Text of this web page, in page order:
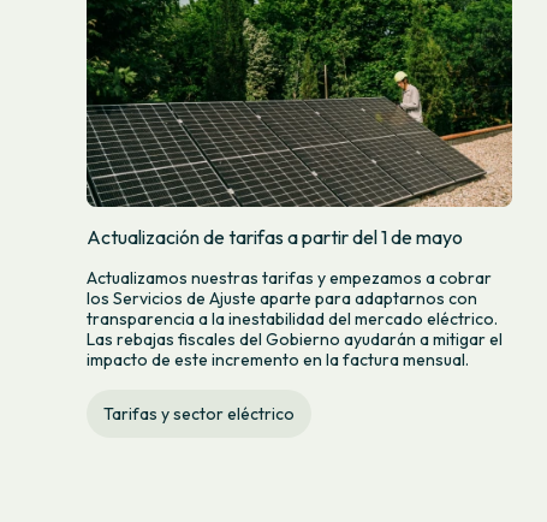
Actualización de tarifas a partir del 1 de mayo
Actualizamos nuestras tarifas y empezamos a cobrar
los Servicios de Ajuste aparte para adaptarnos con
transparencia a la inestabilidad del mercado eléctrico.
Las rebajas fiscales del Gobierno ayudarán a mitigar el
impacto de este incremento en la factura mensual.
Tarifas y sector eléctrico